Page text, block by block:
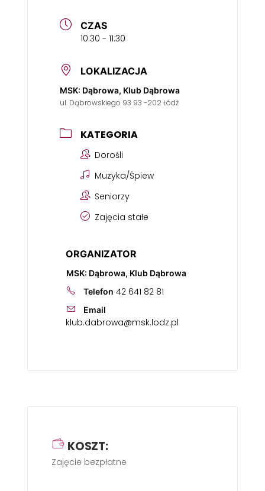
CZAS
10:30 - 11:30
LOKALIZACJA
MSK: Dąbrowa, Klub Dąbrowa
ul. Dąbrowskiego 93 93 -202 Łódź
KATEGORIA
Dorośli
Muzyka/Śpiew
Seniorzy
Zajęcia stałe
ORGANIZATOR
MSK: Dąbrowa, Klub Dąbrowa
Telefon 42 641 82 81
Email
klub.dabrowa@msk.lodz.pl
KOSZT:
Zajęcie bezpłatne